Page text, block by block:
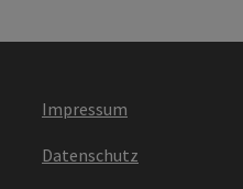
Impressum
Datenschutz